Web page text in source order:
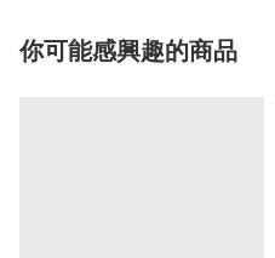
你可能感興趣的商品